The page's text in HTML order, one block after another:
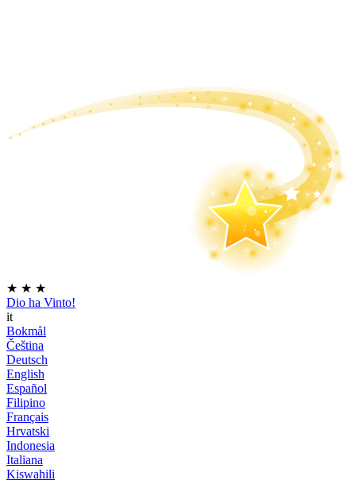
★ ★ ★
Dio ha Vinto!
it
Bokmål
Čeština
Deutsch
English
Español
Filipino
Français
Hrvatski
Indonesia
Italiana
Kiswahili